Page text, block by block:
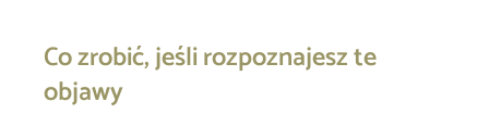
Co zrobić, jeśli rozpoznajesz te
objawy